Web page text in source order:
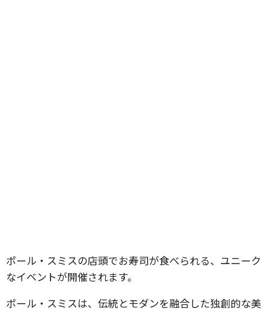
ポール・スミスの店頭でお寿司が食べられる、ユニーク
なイベントが開催されます。
ポール・スミスは、伝統とモダンを融合した独創的な美